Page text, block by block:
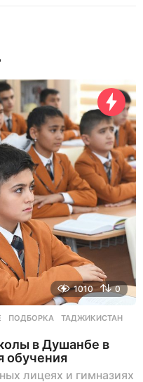
1010 0
,ПОДБОРКА ,ТАДЖИКИСТАН
в Душанбе в
обучения
лицеях и гимназиях